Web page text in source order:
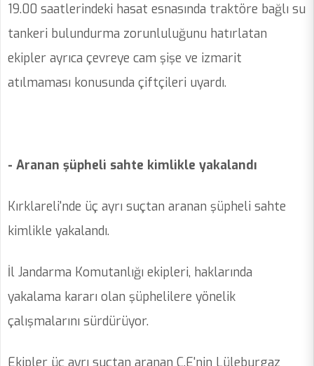
19.00 saatlerindeki hasat esnasında traktöre bağlı su
tankeri bulundurma zorunluluğunu hatırlatan
ekipler ayrıca çevreye cam şişe ve izmarit
atılmaması konusunda çiftçileri uyardı.
- Aranan şüpheli sahte kimlikle yakalandı
Kırklareli'nde üç ayrı suçtan aranan şüpheli sahte
kimlikle yakalandı.
İl Jandarma Komutanlığı ekipleri, haklarında
yakalama kararı olan şüphelilere yönelik
çalışmalarını sürdürüyor.
Ekipler üç ayrı suçtan aranan C.E'nin Lüleburgaz